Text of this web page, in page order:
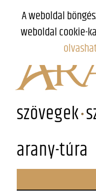
szövegek
arany-túra
A weboldal
weboldal cookie-